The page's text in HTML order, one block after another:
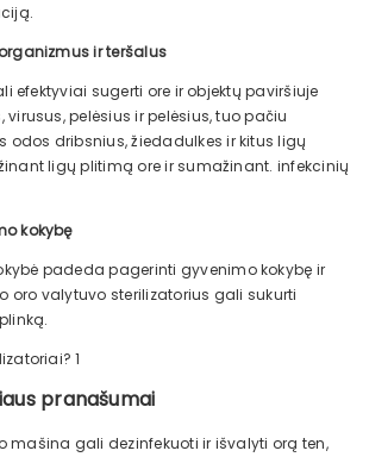
ir teršalus
efektyviai sugerti ore ir objektų paviršiuje
pelėsius ir pelėsius, tuo pačiu
dribsnius, žiedadulkes ir kitus ligų
ligų plitimą ore ir sumažinant. infekcinių
kokybę
padeda pagerinti gyvenimo kokybę ir
oro valytuvo sterilizatorius gali sukurti
pranašumai
mašina gali dezinfekuoti ir išvalyti orą ten,